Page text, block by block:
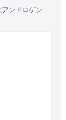
ンドロゲン